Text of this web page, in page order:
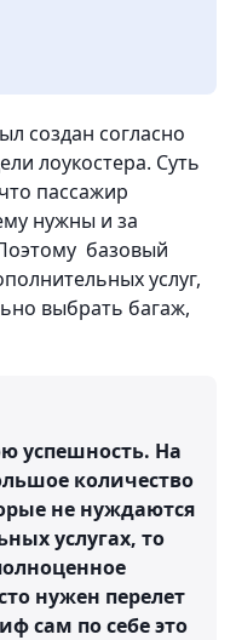
создан согласно
лоукостера. Суть
пассажир
нужны и за
базовый
услуг,
выбрать багаж,
успешность. На
количество
не нуждаются
услугах, то
нужен перелет
сам по себе это